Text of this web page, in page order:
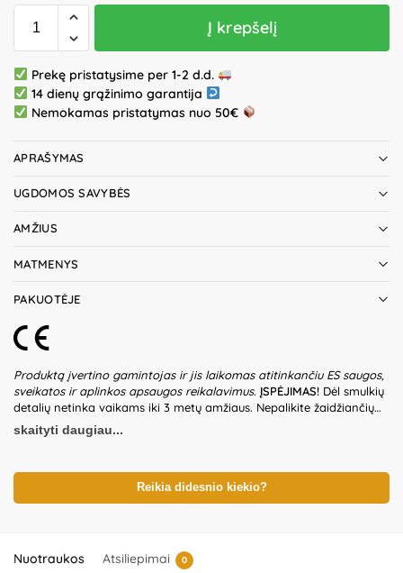
Į krepšelį
Prekę pristatysime per 1-2 d.d.
14 dienų grąžinimo garantija
Nemokamas pristatymas nuo 50€
APRAŠYMAS
UGDOMOS SAVYBĖS
AMŽIUS
MATMENYS
PAKUOTĖJE
Produktą įvertino gamintojas ir jis laikomas atitinkančiu ES saugos,
sveikatos ir aplinkos apsaugos reikalavimus. ĮSPĖJIMAS! Dėl smulkių
detalių netinka vaikams iki 3 metų amžiaus. Nepalikite žaidžiančių
vaikų be suaugusiųjų priežiūros. Prieš naudodami žaislą patikrinkite
žaislo ir detalių būklę. Rinkinio dalys yra nevalgomos. Nedėti į burną.
nėra gaminio dalis – būtina ją pašalinti išpakavus gaminį. Produkto
dizainas ir spalvos gali nežymiai skirtis. Išsaugokite pakuotės
informaciją ateičiai. Kilmės šalis – Kinija.Importuotojas:KIK Sp. z
Kaunas, Lietuva.
skaityti daugiau...
Reikia didesnio kiekio?
Nuotraukos Atsiliepimai 0